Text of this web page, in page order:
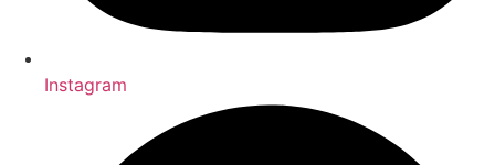
Instagram